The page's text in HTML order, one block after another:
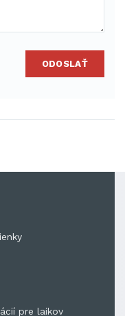
ODOSLAŤ
pre laikov